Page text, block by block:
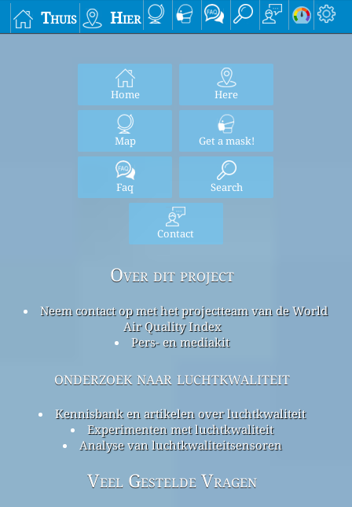
Thuis Hier
Home Here
Map Get a mask!
Faq Search
Contact
Over dit project
Neem contact op met het projectteam van de World
Air Quality Index
Pers- en mediakit
onderzoek naar luchtkwaliteit
Kennisbank en artikelen over luchtkwaliteit
Experimenten met luchtkwaliteit
Analyse van luchtkwaliteitsensoren
Veel Gestelde Vragen